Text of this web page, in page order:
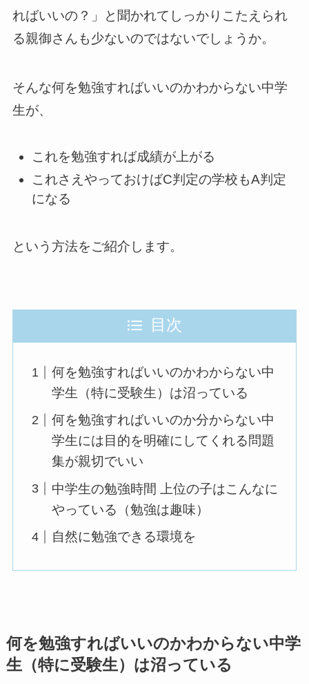
ればいいの？」と聞かれてしっかりこたえられ
る親御さんも少ないのではないでしょうか。
そんな何を勉強すればいいのかわからない中学
生が、
これを勉強すれば成績が上がる
これさえやっておけばC判定の学校もA判定
になる
という方法をご紹介します。
目次
何を勉強すればいいのかわからない中
学生（特に受験生）は沼っている
何を勉強すればいいのか分からない中
学生には目的を明確にしてくれる問題
集が親切でいい
中学生の勉強時間 上位の子はこんなに
やっている（勉強は趣味）
自然に勉強できる環境を
何を勉強すればいいのかわからない中学
生（特に受験生）は沼っている